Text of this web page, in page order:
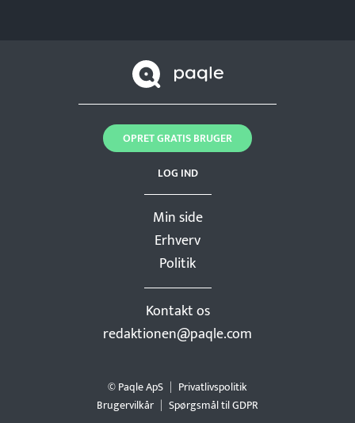
Min side
Erhverv
Politik
Kontakt os
redaktionen@paqle.com
LOG IND
OPRET GRATIS BRUGER
© Paqle ApS
Privatlivspolitik
Brugervilkår
Spørgsmål til GDPR